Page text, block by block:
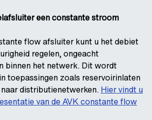
een constante stroom
flow afsluiter kunt u het debiet
regelen, ongeacht
binnen het netwerk. Dit wordt
toepassingen zoals reservoirinlaten
distributienetwerken. Hier vindt u
van de AVK constante flow